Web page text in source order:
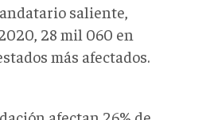
saliente,
28 mil 060 en
más afectados.